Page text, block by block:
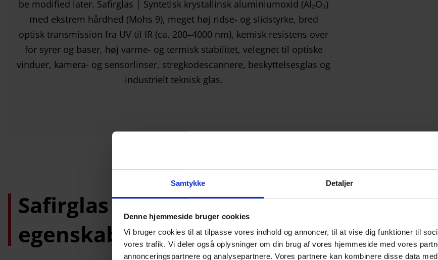
Samtykke Detaljer
Denne hjemmeside bruger cookies
Vi bruger cookies til at tilpasse vores indhold og annoncer, til at vise dig funktioner til
vores trafik. Vi deler også oplysninger om din brug af vores hjemmeside med vores
annonceringspartnere og analysepartnere. Vores partnere kan kombinere disse data
Safirglas – Udvidet viden,
egenskaber og anvendelser